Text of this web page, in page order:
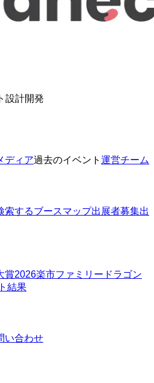
設計開発
ディア過去のイベント 運営チーム
索するブースマップ出展者募集出
賞2026楽市ファミリードラゴン
結果
い合わせ